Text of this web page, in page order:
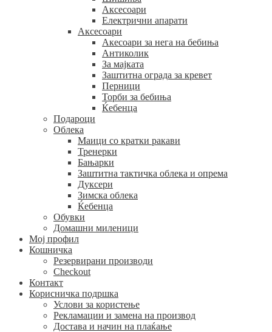
Аксесоари
Електрични апарати
Аксесоари
Акесоари за нега на бебиња
Антиколик
За мајката
Заштитна ограда за кревет
Перници
Торби за бебиња
Ќебенца
Подароци
Облека
Маици со кратки ракави
Тренерки
Бањарки
Заштитна тактичка облека и опрема
Дуксери
Зимска облека
Ќебенца
Обувки
Домашни миленици
Мој профил
Кошничка
Резервирани производи
Checkout
Контакт
Корисничка подршка
Услови за користење
Рекламации и замена на производ
Достава и начин на плаќање